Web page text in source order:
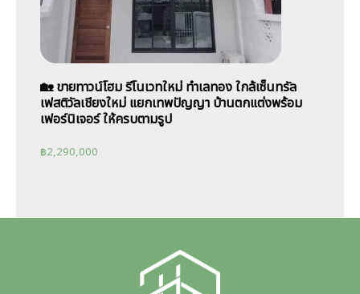
🏡 ขายทาวน์โฮม รีโนเวทใหม่ ทำเลทอง ใกล้เซ็นทรัล
เฟสติวัลเชียงใหม่ แยกเทพปัญญา บ้านตกแต่งพร้อม
เฟอร์นิเจอร์ ให้ครบตามรูป
฿2,290,000